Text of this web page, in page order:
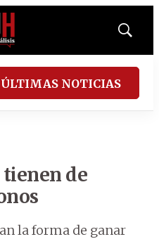
Mostrar
ÚLTIMAS NOTICIAS
tienen de
la forma de ganar